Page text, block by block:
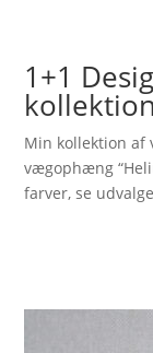
1+1
kollektion
Min kollektion
vægophæng
farver, se